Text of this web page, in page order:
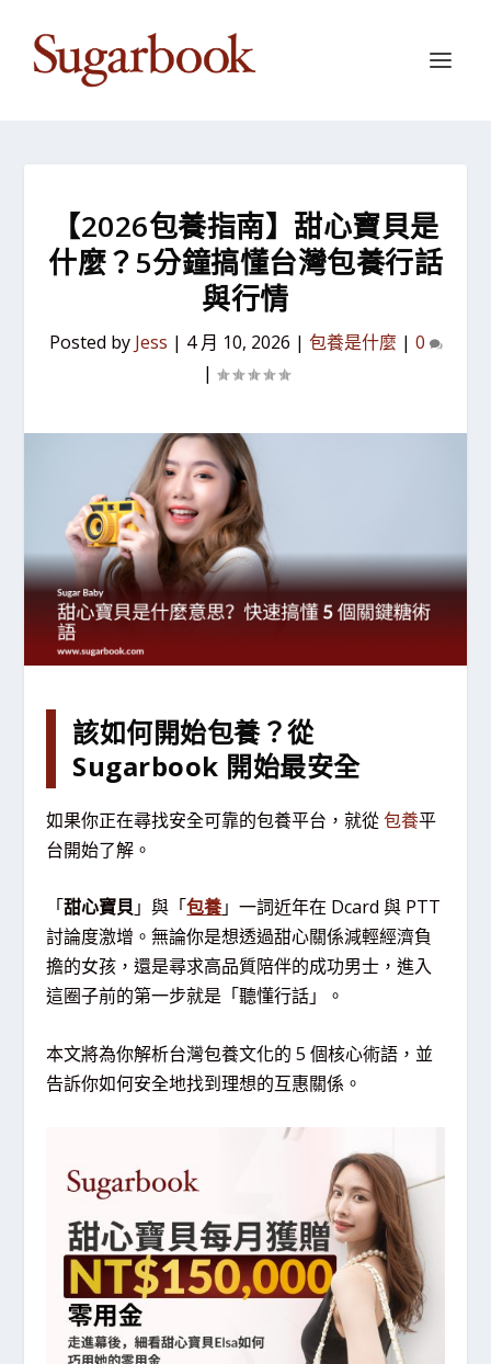
【2026包養指南】甜心寶貝是
什麼？5分鐘搞懂台灣包養行話
與行情
Posted by Jess | 4 月 10, 2026 | 包養是什麼 | 0
|
該如何開始包養？從
Sugarbook 開始最安全
如果你正在尋找安全可靠的包養平台，就從包養平
台開始了解。
「甜心寶貝」與「包養」一詞近年在 Dcard 與 PTT
討論度激增。無論你是想透過甜心關係減輕經濟負
擔的女孩，還是尋求高品質陪伴的成功男士，進入
這圈子前的第一步就是「聽懂行話」。
本文將為你解析台灣包養文化的 5 個核心術語，並
告訴你如何安全地找到理想的互惠關係。